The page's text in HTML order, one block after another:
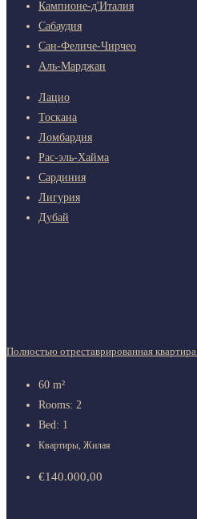
Кампионе-д'Италия
Сабаудия
Сан-Феличе-Чирчео
Аль-Марджан
Лацио
Тоскана
Ломбардия
Рас-эль-Хайма
Сардиния
Лигурия
Дубай
Полностью отреставрированная
60 m²
Rooms: 2
Bed: 1
Квартиры, Жилая
€140.000,00